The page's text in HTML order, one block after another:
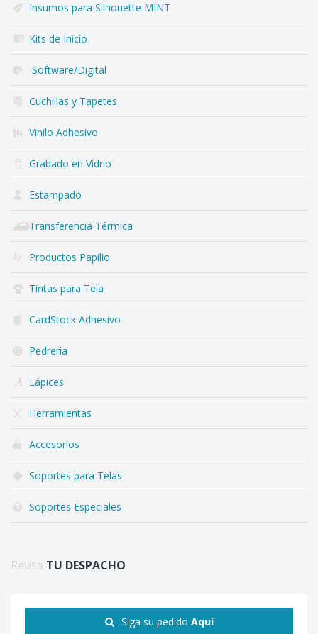
Insumos para Silhouette MINT
Kits de Inicio
Software/Digital
Cuchillas y Tapetes
Vinilo Adhesivo
Grabado en Vidrio
Estampado
Transferencia Térmica
Productos Papilio
Tintas para Tela
CardStock Adhesivo
Pedrería
Lápices
Herramientas
Accesorios
Soportes para Telas
Soportes Especiales
Revisa TU DESPACHO
Siga su pedido Aquí